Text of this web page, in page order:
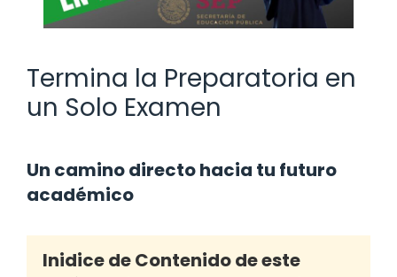
Termina la Preparatoria en
un Solo Examen
Un camino directo hacia tu futuro
académico
Inidice de Contenido de este